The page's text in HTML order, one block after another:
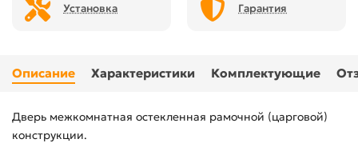
Установка Гарантия
Описание Характеристики Комплектующие
Дверь межкомнатная остекленная рамочной (царговой)
конструкции.